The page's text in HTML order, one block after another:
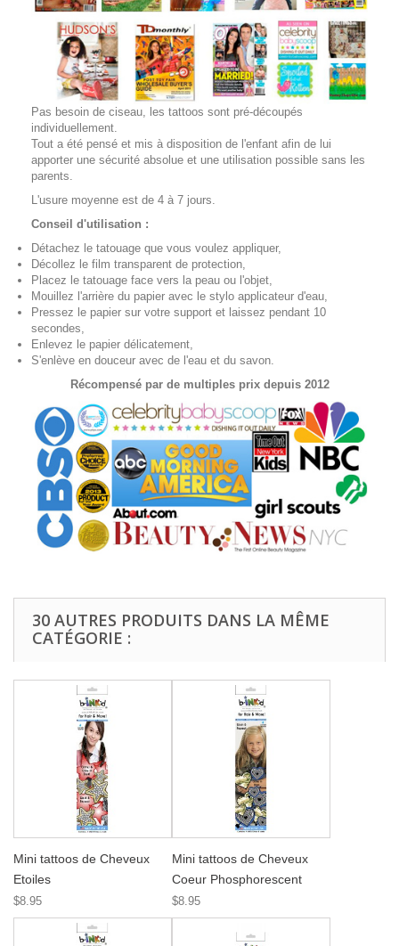
Pas besoin de ciseau, les tattoos sont pré-découpés
individuellement.
Tout a été pensé et mis à disposition de l'enfant afin de lui
apporter une sécurité absolue et une utilisation possible sans les
parents.
L'usure moyenne est de 4 à 7 jours.
Conseil d'utilisation :
Détachez le tatouage que vous voulez appliquer,
Décollez le film transparent de protection,
Placez le tatouage face vers la peau ou l'objet,
Mouillez l'arrière du papier avec le stylo applicateur d'eau,
Pressez le papier sur votre support et laissez pendant 10
secondes,
Enlevez le papier délicatement,
S'enlève en douceur avec de l'eau et du savon.
Récompensé par de multiples prix depuis 2012
30 AUTRES PRODUITS DANS LA MÊME
CATÉGORIE :
Mini tattoos de Cheveux
Etoiles
$8.95
Mini tattoos de Cheveux
Coeur Phosphorescent
$8.95